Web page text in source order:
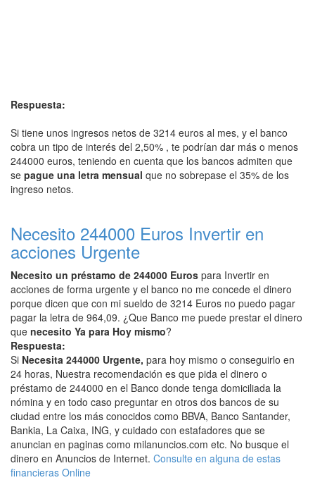
Respuesta:
Si tiene unos ingresos netos de 3214 euros al mes, y el banco
cobra un tipo de interés del 2,50% , te podrían dar más o menos
244000 euros, teniendo en cuenta que los bancos admiten que
se pague una letra mensual que no sobrepase el 35% de los
ingreso netos.
Necesito 244000 Euros Invertir en
acciones Urgente
Necesito un préstamo de 244000 Euros para Invertir en
acciones de forma urgente y el banco no me concede el dinero
porque dicen que con mi sueldo de 3214 Euros no puedo pagar
pagar la letra de 964,09. ¿Que Banco me puede prestar el dinero
que necesito Ya para Hoy mismo?
Respuesta:
Si Necesita 244000 Urgente, para hoy mismo o conseguirlo en
24 horas, Nuestra recomendación es que pida el dinero o
préstamo de 244000 en el Banco donde tenga domiciliada la
nómina y en todo caso preguntar en otros dos bancos de su
ciudad entre los más conocidos como BBVA, Banco Santander,
Bankia, La Caixa, ING, y cuidado con estafadores que se
anuncian en paginas como milanuncios.com etc. No busque el
dinero en Anuncios de Internet. Consulte en alguna de estas
financieras Online